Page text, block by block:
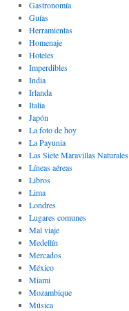
Gastronomí­a
Guías
Herramientas
Homenaje
Hoteles
Imperdibles
India
Irlanda
Italia
Japón
La foto de hoy
La Payunia
Las Siete Maravillas Naturales
Lí­neas aéreas
Libros
Lima
Londres
Lugares comunes
Mal viaje
Medellín
Mercados
México
Miami
Mozambique
Música